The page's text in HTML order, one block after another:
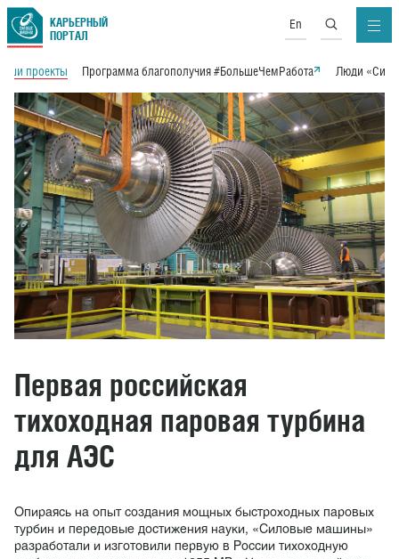
КАРЬЕРНЫЙ
ПОРТАЛ
En
проекты Программа благополучия #БольшеЧемРабота Люди
Первая российская
тихоходная паровая турбина
для АЭС
Опираясь на опыт создания мощных быстроходных паровых
турбин и передовые достижения науки, «Силовые машины»
разработали и изготовили первую в России тихоходную